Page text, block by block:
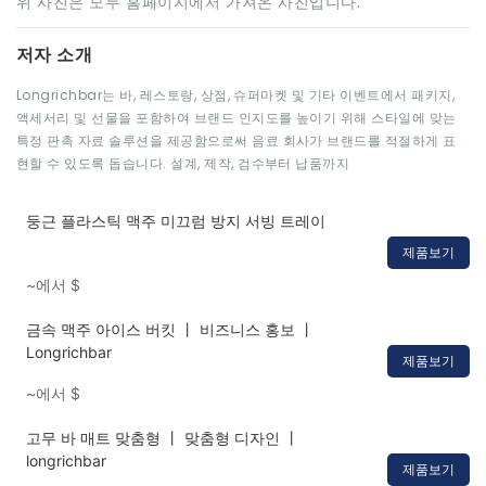
저자 소개
Longrichbar는 바, 레스토랑, 상점, 슈퍼마켓 및 기타 이벤트에서 패키지,
액세서리 및 선물을 포함하여 브랜드 인지도를 높이기 위해 스타일에 맞는
특정 판촉 자료 솔루션을 제공함으로써 음료 회사가 브랜드를 적절하게 표
현할 수 있도록 돕습니다. 설계, 제작, 검수부터 납품까지
둥근 플라스틱 맥주 미끄럼 방지 서빙 트레이
~에서 $
제품보기
금속 맥주 아이스 버킷 丨 비즈니스 홍보 丨
Longrichbar
~에서 $
제품보기
고무 바 매트 맞춤형 丨 맞춤형 디자인 丨
longrichbar
제품보기